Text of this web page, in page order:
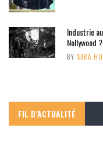
Industrie
Nollywood ?
BY SARA
FIL D’ACTUALITÉ